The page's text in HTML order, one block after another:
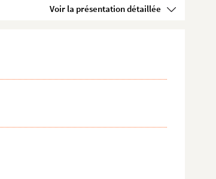
Voir la présentation détaillée